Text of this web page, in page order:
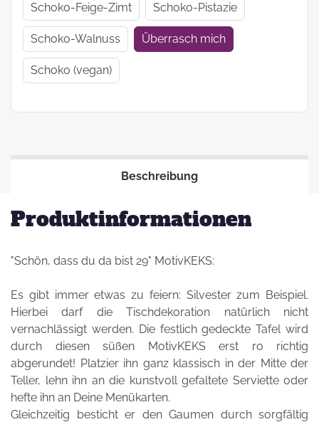
Schoko-Feige-Zimt Schoko-Pistazie
Schoko-Walnuss Überrasch mich
Schoko (vegan)
Beschreibung
Produktinformationen
"Schön, dass du da bist 29" MotivKEKS:
Es gibt immer etwas zu feiern: Silvester zum Beispiel.
Hierbei darf die Tischdekoration natürlich nicht
vernachlässigt werden. Die festlich gedeckte Tafel wird
durch diesen süßen MotivKEKS erst ro richtig
abgerundet! Platzier ihn ganz klassisch in der Mitte der
Teller, lehn ihn an die kunstvoll gefaltete Serviette oder
hefte ihn an Deine Menükarten.
Gleichzeitig besticht er den Gaumen durch sorgfältig